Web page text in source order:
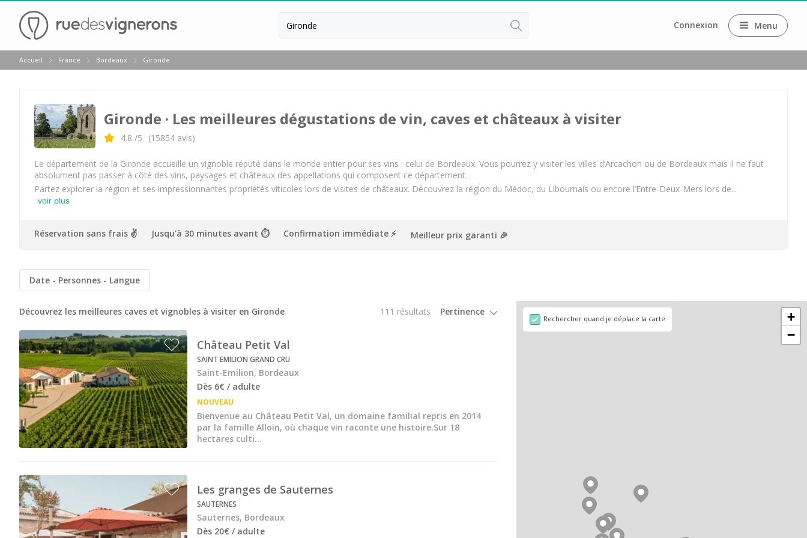
Connexion Menu
Retour
Visite chateau & dégustation vin Margaux
Visite chateau & dégustation vin Pauillac
Visite chateau & dégustation vin Pessac Léognan
Visite chateau & dégustation vin Saint Emilion
Visite chateau & dégustation vin Sauternes
Château Bouscaut
Château Chasse Spleen
Château de la Rivière
Château du Taillan
Château Ferrière
Château Fombrauge
Château Guadet
Château Haut Bailly
Château Lafaurie Peyraguey
Château Lagrange
Château Latour Martillac
Dégustation vin & fromage Bordeaux
Dégustation whisky Bordeaux
Cours d'oenologie Bordeaux
Cours d'oenologie Saint Emilion
Ateliers d'assemblage vin Bordeaux
Accueil France Bordeaux Gironde
Gironde · Les meilleures dégustations de vin, caves et châteaux à visiter
4.8 /5 (15854 avis)
Le département de la Gironde accueille un vignoble réputé dans le monde entier pour ses vins : celui de Bordeaux. Vous pourrez y visiter les villes d’Arcachon ou de Bordeaux mais il ne faut
absolument pas passer à côté des vins, paysages et châteaux des appellations qui composent ce département.
Partez explorer la région et ses impressionnantes propriétés viticoles lors de visites de châteaux. Découvrez la région du Médoc, du Libournais ou encore l’Entre-Deux-Mers lors de...
voir plus
Réservation sans frais ✌️ Jusqu’à 30 minutes avant ⏱ Confirmation immédiate ⚡️ Meilleur prix garanti 🎉
Date Personnes Langue
Découvrez les meilleures caves et vignobles à visiter en Gironde 111 résultats
Château Petit Val
SAINT EMILION GRAND CRU
Saint-Emilion, Bordeaux
Dès 6€ / adulte
NOUVEAU
Bienvenue au Château Petit Val, un domaine familial repris en 2014
par la famille Alloin, où chaque vin raconte une histoire.Sur 18
hectares culti...
Les granges de Sauternes
SAUTERNES
Sauternes, Bordeaux
Dès 20€ / adulte
+
−
Rechercher quand je déplace la carte